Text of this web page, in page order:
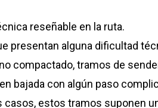
reseñable en la ruta.
presentan alguna dificultad
compactado, tramos de
bajada con algún paso
estos tramos suponen